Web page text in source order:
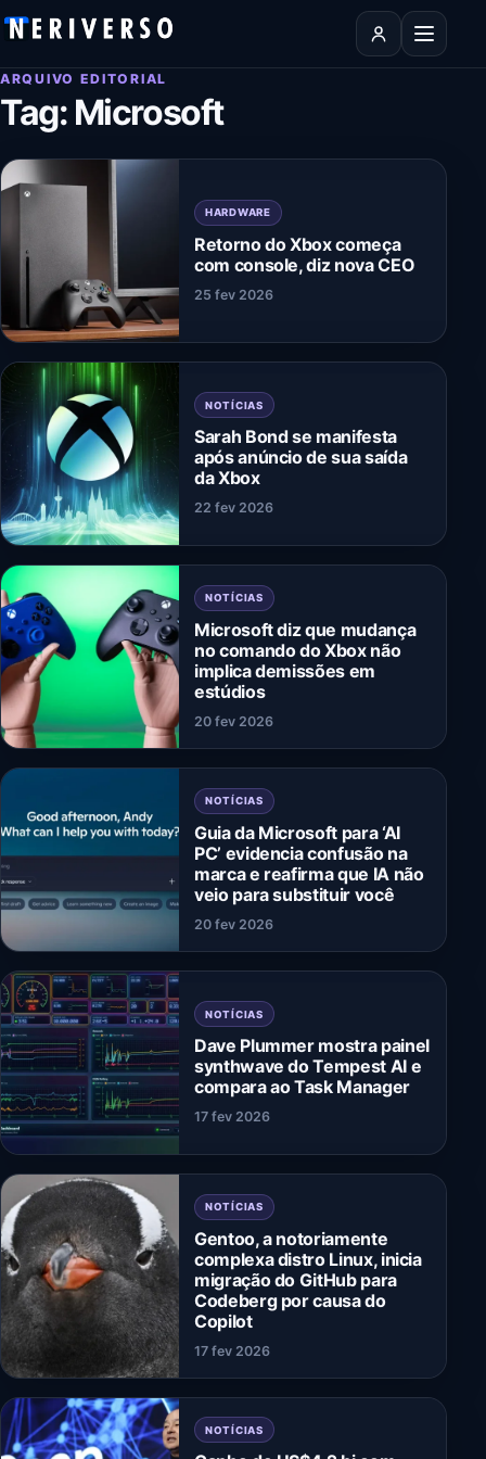
Pular para o conteúdo
Abrir
ARQUIVO EDITORIAL
Tag: Microsoft
HARDWARE
Retorno do Xbox começa
com console, diz nova CEO
25 fev 2026
NOTÍCIAS
Sarah Bond se manifesta
após anúncio de sua saída
da Xbox
22 fev 2026
NOTÍCIAS
Microsoft diz que mudança
no comando do Xbox não
implica demissões em
estúdios
20 fev 2026
NOTÍCIAS
Guia da Microsoft para ‘AI
PC’ evidencia confusão na
marca e reafirma que IA não
veio para substituir você
20 fev 2026
NOTÍCIAS
Dave Plummer mostra painel
synthwave do Tempest AI e
compara ao Task Manager
17 fev 2026
NOTÍCIAS
Gentoo, a notoriamente
complexa distro Linux, inicia
migração do GitHub para
Codeberg por causa do
Copilot
17 fev 2026
NOTÍCIAS